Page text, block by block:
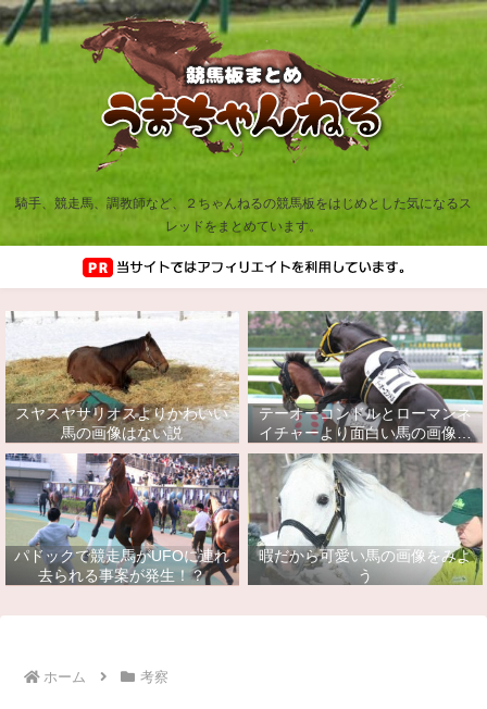
騎手、競走馬、調教師など、２ちゃんねるの競馬板をはじめとした気になるス
レッドをまとめています。
スヤスヤサリオスよりかわいい
馬の画像はない説
テーオーコンドルとローマンネ
イチャーより面白い馬の画像っ
てあるの？
パドックで競走馬がUFOに連れ
去られる事案が発生！？
暇だから可愛い馬の画像をみよ
う
ホーム 考察